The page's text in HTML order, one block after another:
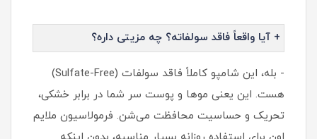
+ آیا واقعاً فاقد سولفاته؟ چه مزیتی داره؟
- بله، این شامپو کاملاً فاقد سولفات (Sulfate-Free)
هست. این یعنی موها و پوست سر شما در برابر خشکی،
تحریک و حساسیت محافظت می‌شن. فرمولاسیون ملایم